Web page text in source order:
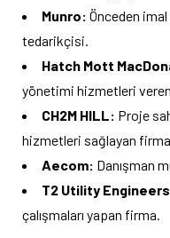
Munro: Önceden
tedarikçisi.
Hatch Mott
yönetimi hizmetleri
CH2M HILL: Proje
hizmetleri sağlayan firma.
Aecom: Danışman
T2 Utility
çalışmaları yapan firma.